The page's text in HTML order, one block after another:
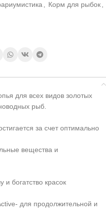
Корм для рыбок
для всех видов золотых
рыб.
за счет оптимально
вещества и
богатство красок
для продолжительной и